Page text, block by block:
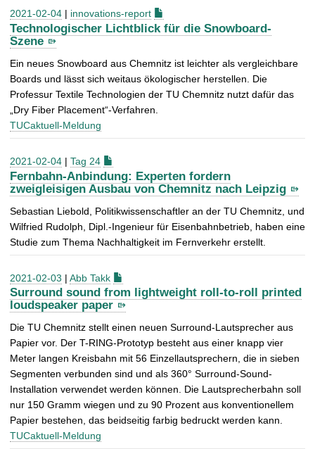
h
2021-02-04 | innovations-report
Technologischer Lichtblick für die Snowboard-
Szene
Ein neues Snowboard aus Chemnitz ist leichter als vergleichbare
Boards und lässt sich weitaus ökologischer herstellen. Die
Professur Textile Technologien der TU Chemnitz nutzt dafür das
„Dry Fiber Placement“-Verfahren.
TUCaktuell-Meldung
2021-02-04 | Tag 24
Fernbahn-Anbindung: Experten fordern
zweigleisigen Ausbau von Chemnitz nach Leipzig
Sebastian Liebold, Politikwissenschaftler an der TU Chemnitz, und
Wilfried Rudolph, Dipl.-Ingenieur für Eisenbahnbetrieb, haben eine
Studie zum Thema Nachhaltigkeit im Fernverkehr erstellt.
2021-02-03 | Abb Takk
Surround sound from lightweight roll-to-roll printed
loudspeaker paper
Die TU Chemnitz stellt einen neuen Surround-Lautsprecher aus
Papier vor. Der T-RING-Prototyp besteht aus einer knapp vier
Meter langen Kreisbahn mit 56 Einzellautsprechern, die in sieben
Segmenten verbunden sind und als 360° Surround-Sound-
Installation verwendet werden können. Die Lautsprecherbahn soll
nur 150 Gramm wiegen und zu 90 Prozent aus konventionellem
Papier bestehen, das beidseitig farbig bedruckt werden kann.
TUCaktuell-Meldung